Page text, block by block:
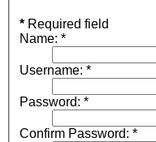
* Required field
Name: *
Username: *
Password: *
Confirm Password: *